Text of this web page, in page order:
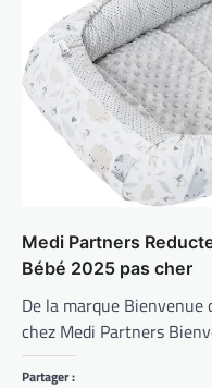
Medi Partners
Bébé 2025 pas cher
De la marque
chez Medi Partners
Partager :